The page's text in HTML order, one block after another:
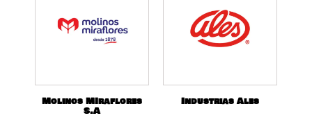
Molinos MIraflores
S.A
Industrias Ales